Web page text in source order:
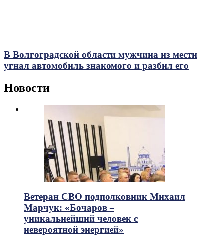
В Волгоградской области мужчина из мести
угнал автомобиль знакомого и разбил его
Новости
Ветеран СВО подполковник Михаил
Марчук: «Бочаров –
уникальнейший человек с
невероятной энергией»